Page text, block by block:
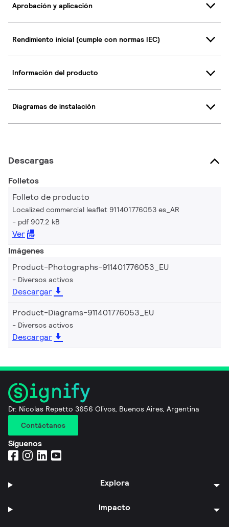
Aprobación y aplicación
Rendimiento inicial (cumple con normas IEC)
Información del producto
Diagramas de instalación
Descargas
Folletos
Folleto de producto
Localized commercial leaflet 911401776053 es_AR
pdf 907.2 kB
Ver
Imágenes
Product-Photographs-911401776053_EU
Diversos activos
Descargar
Product-Diagrams-911401776053_EU
Diversos activos
Descargar
Dr. Nicolas Repetto 3656 Olivos, Buenos Aires, Argentina
Contáctanos
Síguenos
Explora
Impacto